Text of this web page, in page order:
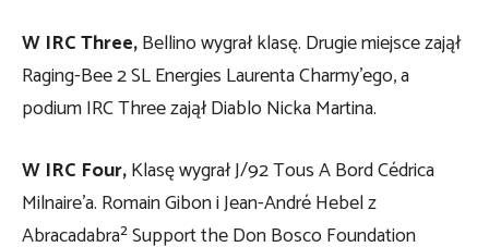
W IRC Three,Bellino wygrał klasę. Drugie miejsce zajął
Raging-Bee 2 SL Energies Laurenta Charmy’ego, a
podium IRC Three zajął Diablo Nicka Martina.
W IRC Four,Klasę wygrał J/92 Tous A Bord Cédrica
Milnaire’a. Romain Gibon i Jean-André Hebel z
Abracadabra² Support the Don Bosco Foundation